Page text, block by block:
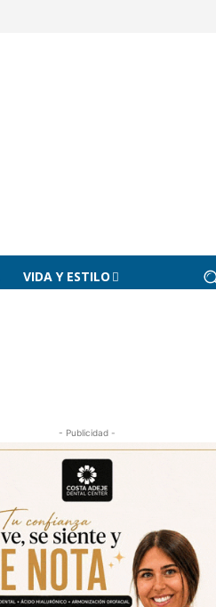
VIDA Y ESTILO
- Publicidad -